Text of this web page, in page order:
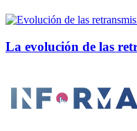
La evolución de las